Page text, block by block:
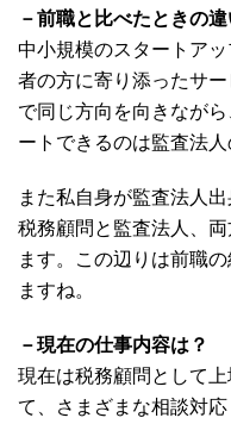
－前職と比べたときの
中小規模のスタートア
者の方に寄り添ったサ
で同じ方向を向きなが
ートできるのは監査法
また私自身が監査法人
税務顧問と監査法人、
ます。この辺りは前職
ますね。
－現在の仕事内容は？
現在は税務顧問として
て、さまざまな相談対